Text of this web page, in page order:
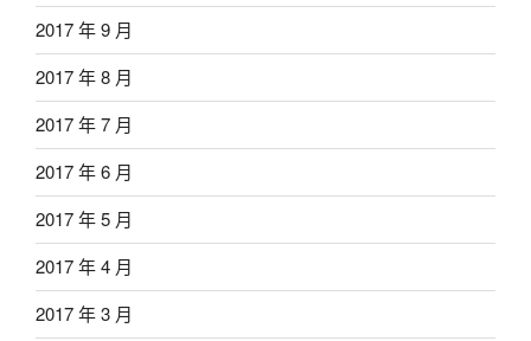
2017 年 9 月
2017 年 8 月
2017 年 7 月
2017 年 6 月
2017 年 5 月
2017 年 4 月
2017 年 3 月